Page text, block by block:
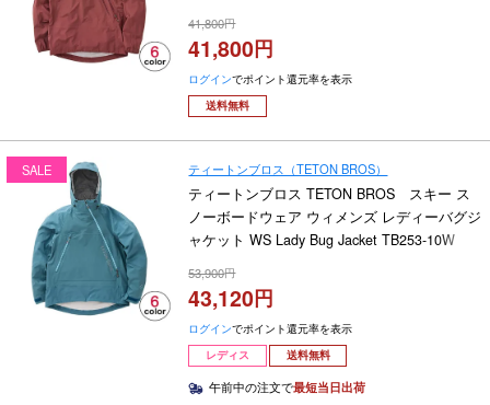
41,800
41,800
ログインでポイント還元率を表示
送料無料
SALE ティートンブロス（TETON BROS）
ティートンブロス TETON BROS スキー ス
ノーボードウェア ウィメンズ レディーバグジ
ャケット WS Lady Bug Jacket TB253-10W
53,900
43,120
ログインでポイント還元率を表示
レディス
送料無料
午前中の注文で最短当日出荷